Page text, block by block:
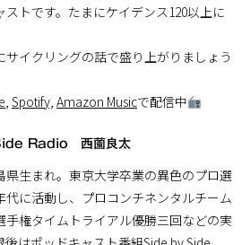
ストです。たまにケイデンス120以上に
サイクリングの話で盛り上がりましょう
,Spotify, Amazon Musicで配信中
Radio 西薗良太
県生まれ。東京大学卒業の異色のプロ選
代に活動し、プロコンチネンタルチーム
手権タイムトライアル優勝三回などの実